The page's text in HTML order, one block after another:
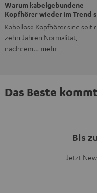
Warum kabelgebundene
Kopfhörer wieder im Trend
Kabellose Kopfhörer sind seit
zehn Jahren Normalität,
nachdem… mehr
Das Beste
Bis
Jetzt